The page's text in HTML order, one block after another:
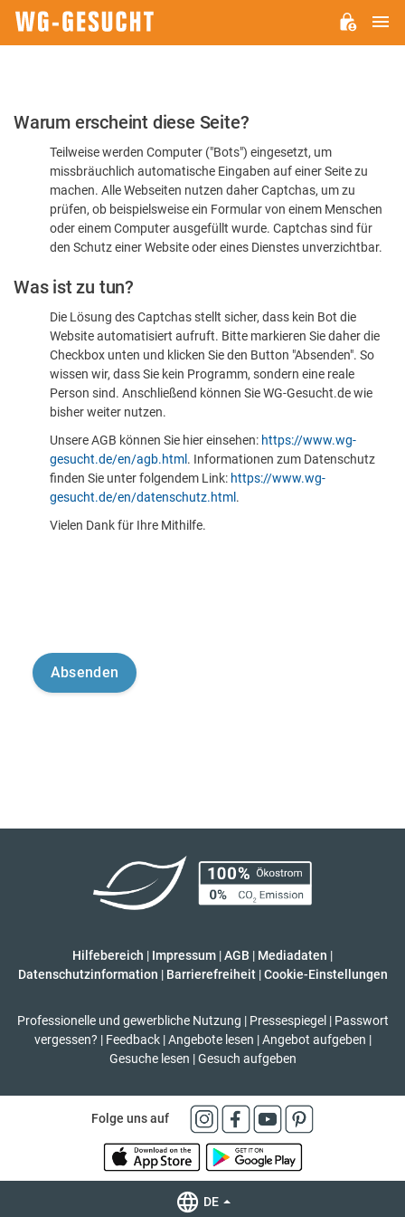
Bitte
dass
sind
Warum erscheint diese Seite?
Teilweise werden Computer ("Bots") eingesetzt, um
missbräuchlich automatische Eingaben auf einer Seite zu
machen. Alle Webseiten nutzen daher Captchas, um zu
prüfen, ob beispielsweise ein Formular von einem Menschen
oder einem Computer ausgefüllt wurde. Captchas sind für
den Schutz einer Website oder eines Dienstes unverzichtbar.
Was ist zu tun?
Die Lösung des Captchas stellt sicher, dass kein Bot die
Website automatisiert aufruft. Bitte markieren Sie daher die
Checkbox unten und klicken Sie den Button "Absenden". So
wissen wir, dass Sie kein Programm, sondern eine reale
Person sind. Anschließend können Sie WG-Gesucht.de wie
bisher weiter nutzen.
Unsere AGB können Sie hier einsehen: https://www.wg-
gesucht.de/en/agb.html . Informationen zum Datenschutz
finden Sie unter folgendem Link: https://www.wg-
gesucht.de/en/datenschutz.html .
Vielen Dank für Ihre Mithilfe.
Hilfebereich | Impressum |AGB | Mediadaten |
Datenschutzinformation | Barrierefreiheit | Cookie-Einstellungen
Professionelle und gewerbliche Nutzung | Pressespiegel | Passwort
vergessen? | Feedback | Angebote lesen | Angebot aufgeben |
Gesuche lesen | Gesuch aufgeben
Folge uns auf
DE